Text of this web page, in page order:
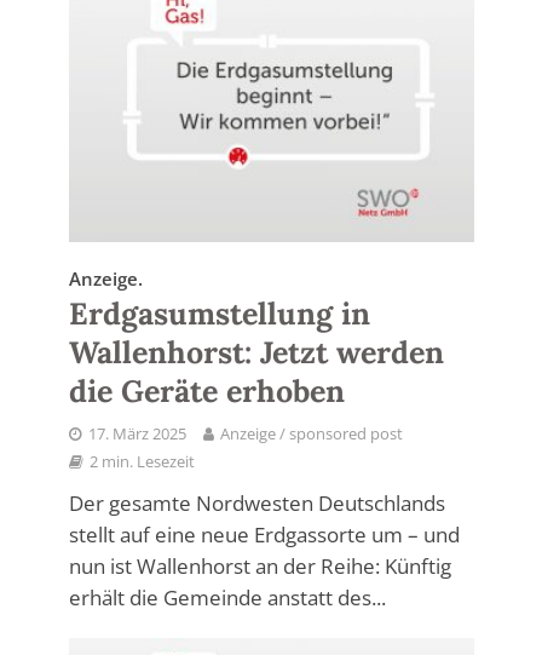
Anzeige.
Erdgasumstellung in
Wallenhorst: Jetzt werden
die Geräte erhoben
17. März 2025
Anzeige / sponsored post
2 min. Lesezeit
Der gesamte Nordwesten Deutschlands
stellt auf eine neue Erdgassorte um – und
nun ist Wallenhorst an der Reihe: Künftig
erhält die Gemeinde anstatt des...